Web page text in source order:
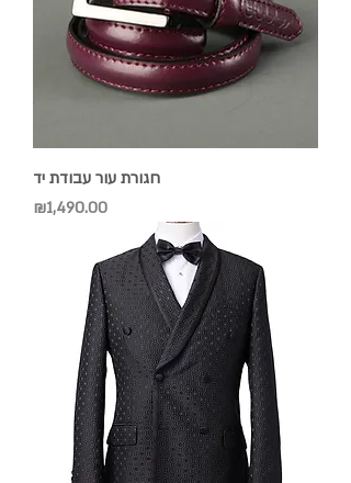
חגורת עור עבודת יד
Price
₪1,490.00